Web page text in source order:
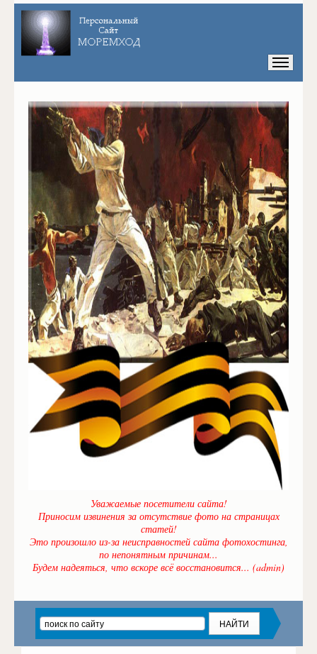
Уважаемые посетители сайта!
Приносим извинения за отсутствие фото на страницах
статей!
Это произошло из-за неисправностей сайта фотохостинга,
по непонятным причинам...
Будем надеяться, что вскоре всё восстановится... (admin)